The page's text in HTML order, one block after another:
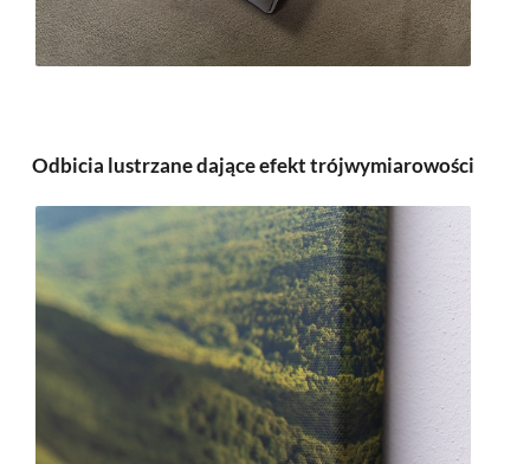
Odbicia lustrzane dające efekt trójwymiarowości